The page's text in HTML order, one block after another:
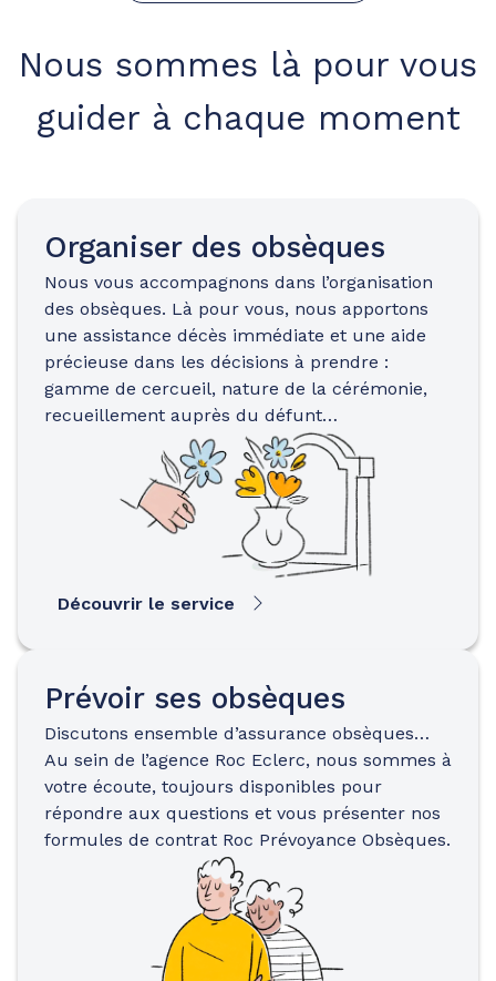
Nous sommes là pour vous
guider à chaque moment
Organiser des obsèques
Nous vous accompagnons dans l’organisation
des obsèques. Là pour vous, nous apportons
une assistance décès immédiate et une aide
précieuse dans les décisions à prendre :
gamme de cercueil, nature de la cérémonie,
recueillement auprès du défunt…
Découvrir le service
Prévoir ses obsèques
Discutons ensemble d’assurance obsèques…
Au sein de l’agence Roc Eclerc, nous sommes à
votre écoute, toujours disponibles pour
répondre aux questions et vous présenter nos
formules de contrat Roc Prévoyance Obsèques.